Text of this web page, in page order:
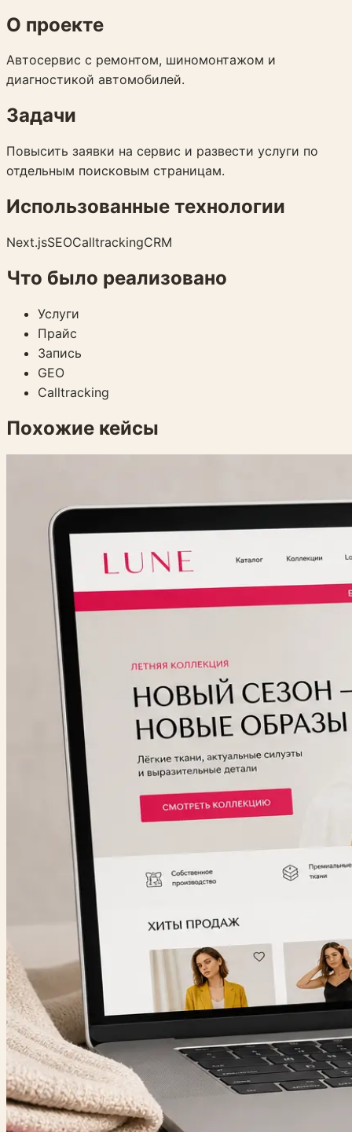
О проекте
Автосервис с ремонтом, шиномонтажом и
диагностикой автомобилей.
Задачи
Повысить заявки на сервис и развести услуги по
отдельным поисковым страницам.
Использованные технологии
Next.jsSEOCalltrackingCRM
Что было реализовано
Услуги
Прайс
Запись
GEO
Calltracking
Похожие кейсы